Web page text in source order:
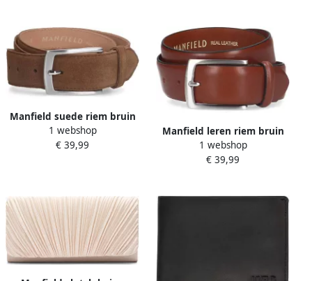
Manfield suede riem bruin
1 webshop
€ 39,99
Manfield leren riem bruin
1 webshop
€ 39,99